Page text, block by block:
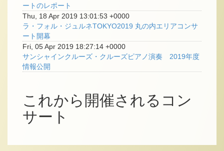
ートのレポート
Thu, 18 Apr 2019 13:01:53 +0000
ラ・フォル・ジュルネTOKYO2019 丸の内エリアコンサ
ート開幕
Fri, 05 Apr 2019 18:27:14 +0000
サンシャインクルーズ・クルーズピアノ演奏 2019年度
情報公開
これから開催されるコン
サート